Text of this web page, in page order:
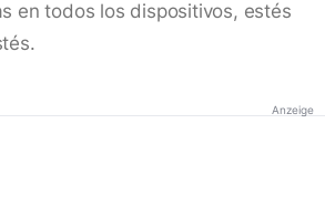
en todos los dispositivos, estés
Anzeige